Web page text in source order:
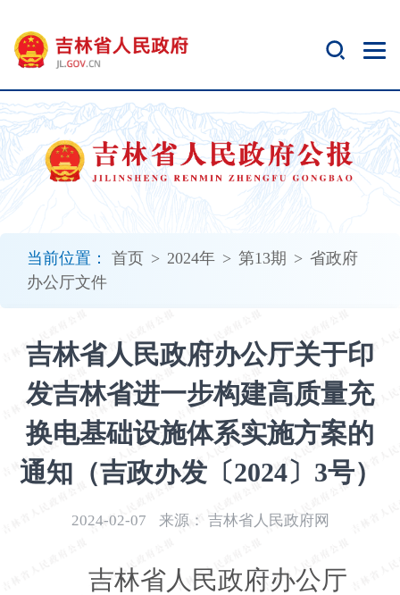
当前位置： 首页 > 2024年 > 第13期 > 省政府
办公厅文件
吉林省人民政府办公厅关于印
发吉林省进一步构建高质量充
换电基础设施体系实施方案的
通知（吉政办发〔2024〕3号）
2024-02-07 来源： 吉林省人民政府网
吉林省人民政府办公厅
开
无
障
碍
说
明
加